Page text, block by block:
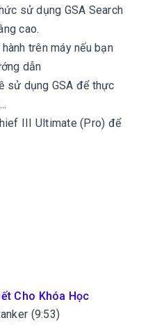
sử dụng GSA Search
cao.
trên máy nếu bạn
dẫn
sử dụng GSA để thực
III Ultimate (Pro) để
Cho Khóa Học
(9:53)